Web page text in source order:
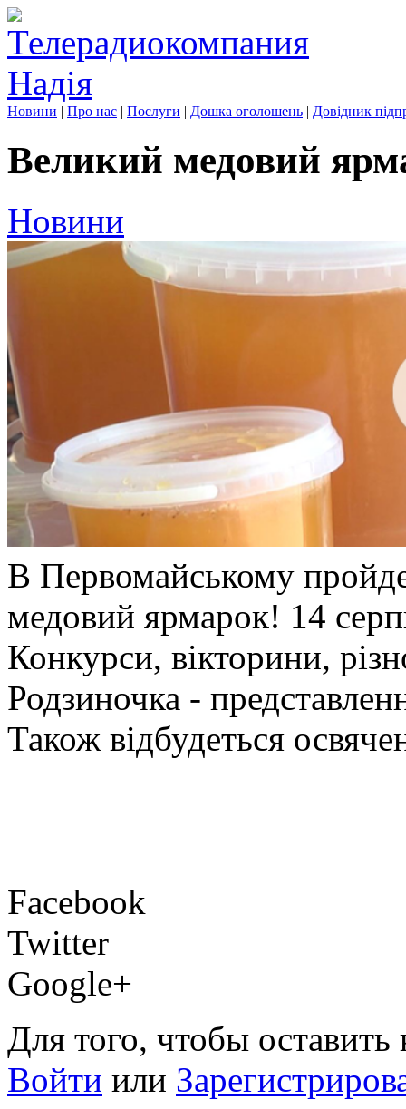
Новини | Про нас | Послуги | Дошка оголошень | Довідник
Великий медовий
Новини
В Первомайському
медовий ярмарок! 14
Конкурси, вікторини,
Родзиночка -
Також відбудеться
Facebook
Twitter
Google+
Для того, чтобы
Войти или